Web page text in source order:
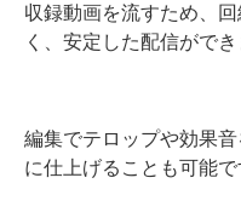
収録動画を流すため、
く、安定した配信ができ
編集でテロップや効果
に仕上げることも可能で